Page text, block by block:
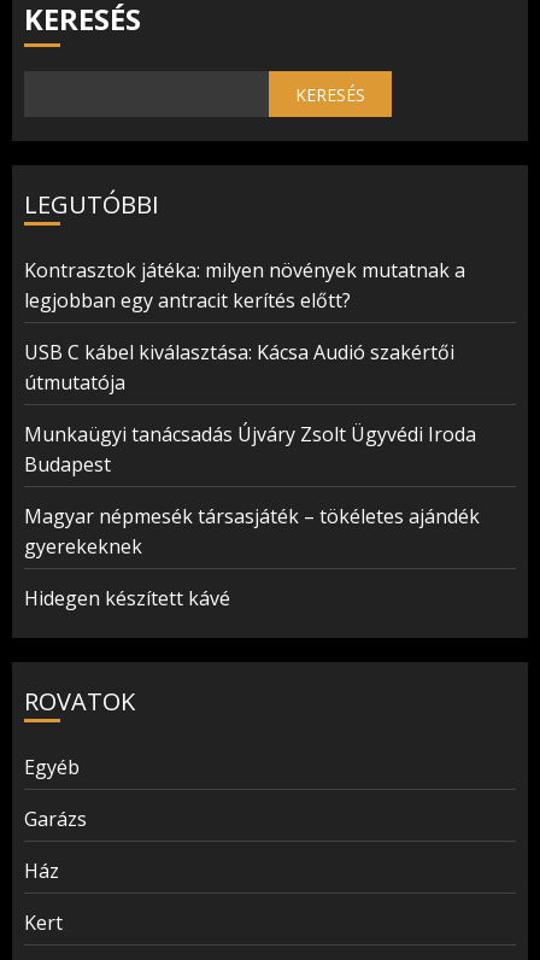
KERESÉS
KERESÉS
LEGUTÓBBI
Kontrasztok játéka: milyen növények mutatnak a
legjobban egy antracit kerítés előtt?
USB C kábel kiválasztása: Kácsa Audió szakértői
útmutatója
Munkaügyi tanácsadás Újváry Zsolt Ügyvédi Iroda
Budapest
Magyar népmesék társasjáték – tökéletes ajándék
gyerekeknek
Hidegen készített kávé
ROVATOK
Egyéb
Garázs
Ház
Kert